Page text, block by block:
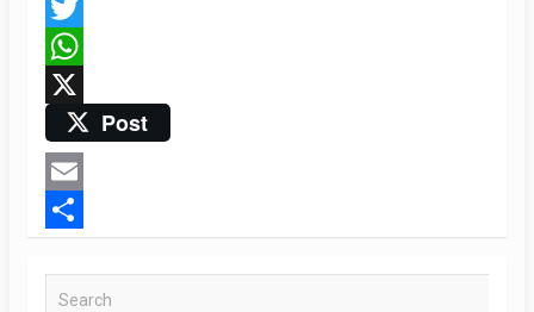
F
a
c
b
o
k
T
w
e
r
W
a
s
A
Post
E